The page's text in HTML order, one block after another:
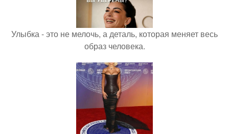
Улыбка - это не мелочь, а деталь, которая меняет весь
образ человека.